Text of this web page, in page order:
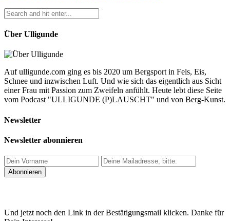
Über Ulligunde
Auf ulligunde.com ging es bis 2020 um Bergsport in Fels, Eis,
Schnee und inzwischen Luft. Und wie sich das eigentlich aus Sicht
einer Frau mit Passion zum Zweifeln anfühlt. Heute lebt diese Seite
vom Podcast "ULLIGUNDE (P)LAUSCHT" und von Berg-Kunst.
Newsletter
Newsletter abonnieren
Und jetzt noch den Link in der Bestätigungsmail klicken. Danke für